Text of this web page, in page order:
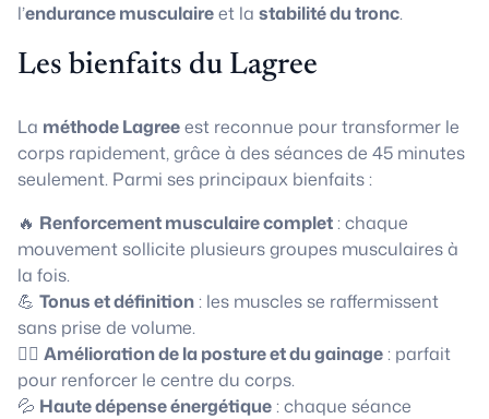
l’endurance musculaireet la stabilité du tronc.
Les bienfaits du Lagree
La méthode Lagreeest reconnue pour transformer le
corps rapidement, grâce à des séances de 45 minutes
seulement. Parmi ses principaux bienfaits :
🔥 Renforcement musculaire complet: chaque
mouvement sollicite plusieurs groupes musculaires à
la fois.
💪 Tonus et définition: les muscles se raffermissent
sans prise de volume.
🧘‍♀️ Amélioration de la posture et du gainage: parfait
pour renforcer le centre du corps.
💦 Haute dépense énergétique: chaque séance